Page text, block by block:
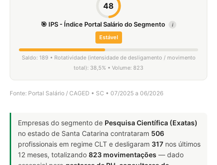
48
🎯 IPS - Índice Portal Salário do Segmento i
Estável
Saldo: 189 • Rotatividade (intensidade de desligamento / movimento
total): 38,5% • Volume: 823
Fonte: Portal Salário / CAGED • SC • 07/2025 a 06/2026
Empresas do segmento de Pesquisa Científica (Exatas)
no estado de Santa Catarina contrataram 506
profissionais em regime CLT e desligaram 317 nos últimos
12 meses, totalizando 823 movimentações — dado